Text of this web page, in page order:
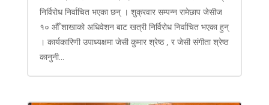
निर्विरोध निर्वाचित भएका छन् । शुक्रवार सम्पन्न रामेछाप जेसीज
१० औँ शाखाको अधिवेशन बाट खत्री निर्विरोध निर्वाचित भएका हुन्
। कार्यकारिणी उपाध्यक्षमा जेसी कुमार श्रेष्ठ , र जेसी संगीता श्रेष्ठ
कानुनी...